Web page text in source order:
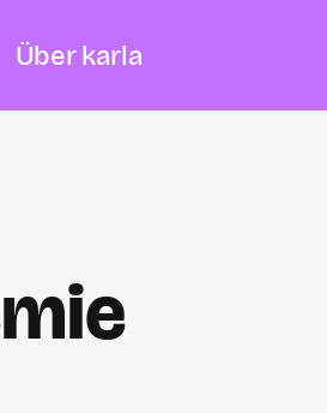
Über karla